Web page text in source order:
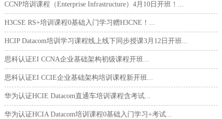
CCNP培训课程（Enterprise Infrastructure）4月10日开班！...
H3CSE RS+培训课程0基础入门学习赠H3CNE！...
HCIP Datacom培训学习课程线上线下同步授课3月12日开班...
思科认证EI CCNA企业基础架构初级课程开班...
思科认证EI CCIE企业基础架构培训课程新开班...
华为认证HCIE Datacom直通车培训课程含考试...
华为认证HCIA Datacom培训课程0基础入门学习+考试...